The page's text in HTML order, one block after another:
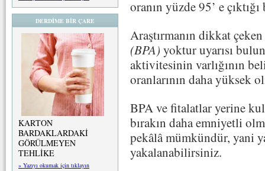
DERDİME BİR ÇARE
KARTON
BARDAKLARDAKİ
GÖRÜLMEYEN
TEHLİKE
» Yazıyı okumak için tıklayın
oranın yüzde 95’ e
Araştırmanın dikkat
(BPA) yoktur uyarısı
aktivitesinin varlığının
oranlarının daha yüksek
BPA ve fitalatlar yerine
bırakın daha emniyetli
pekâlâ mümkündür, yani
yakalanabilirsiniz.